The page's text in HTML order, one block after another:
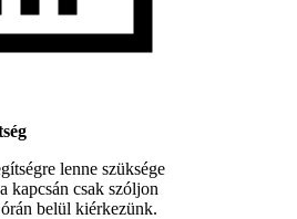
lenne szüksége
kapcsán csak szóljon
belül kiérkezünk.